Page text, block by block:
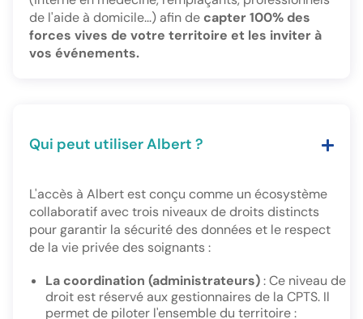
de l'aide à domicile...) afin de capter 100% des
forces vives de votre territoire et les inviter à
vos événements.
Qui peut utiliser Albert ?
L'accès à Albert est conçu comme un écosystème
collaboratif avec trois niveaux de droits distincts
pour garantir la sécurité des données et le respect
de la vie privée des soignants :
La coordination (administrateurs): Ce niveau de
droit est réservé aux gestionnaires de la CPTS. Il
permet de piloter l'ensemble du territoire :